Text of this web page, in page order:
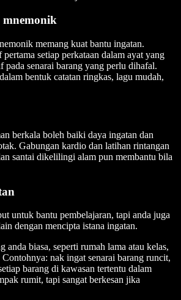
memang kuat bantu ingatan.
setiap perkataan dalam ayat yang
pada senarai barang yang perlu dihafal.
bentuk catatan ringkas, lagu mudah,
berkala boleh baiki daya ingatan dan
Gabungan kardio dan latihan rintangan
santai dikelilingi alam pun membantu bila
untuk bantu pembelajaran, tapi anda juga
dengan mencipta istana ingatan.
anda biasa, seperti rumah lama atau kelas,
nak ingat senarai barang runcit,
barang di kawasan tertentu dalam
rumit, tapi sangat berkesan jika